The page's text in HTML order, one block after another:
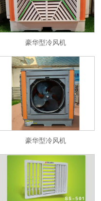
豪华型冷风机
豪华型冷风机